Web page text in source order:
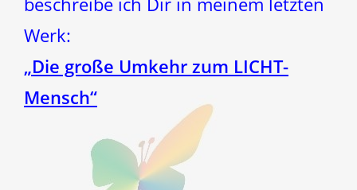
Werk:
„Die große Umkehr zum LICHT-
Mensch“